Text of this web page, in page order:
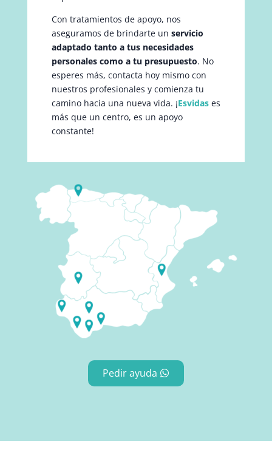
Con tratamientos de apoyo, nos
aseguramos de brindarte un servicio
adaptado tanto a tus necesidades
personales como a tu presupuesto. No
esperes más, contacta hoy mismo con
nuestros profesionales y comienza tu
camino hacia una nueva vida. ¡Esvidas es
más que un centro, es un apoyo
constante!
Pedir ayuda